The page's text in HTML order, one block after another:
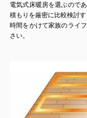
電気式床暖房を選ぶので
積もりを厳密に比較検討す
時間をかけて家族のライ
さい。